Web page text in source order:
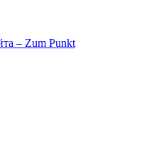
– Zum Punkt